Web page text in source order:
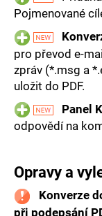
Pojmenované
pro převod e-
zpráv (*.msg a
uložit do PDF.
Panel
odpovědí na
Opravy a
Konverze
při podepsání